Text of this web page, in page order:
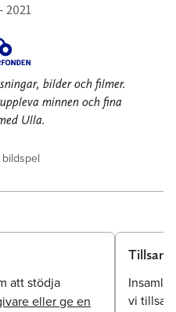
2021
bilder och filmer.
minnen och fina
Ulla.
att stödja
eller ge en
vi